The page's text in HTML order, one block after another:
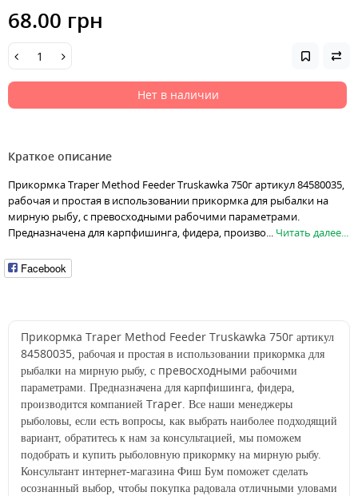
68.00 грн
Нет в наличии
Краткое описание
Прикормка Traper Method Feeder Truskawka 750г артикул 84580035,
рабочая и простая в использовании прикормка для рыбалки на
мирную рыбу, с превосходными рабочими параметрами.
Предназначена для карпфишинга, фидера, произво... Читать далее...
Facebook
Прикормка Traper Method Feeder Truskawka 750г артикул
84580035, рабочая и простая в использовании прикормка для
рыбалки на мирную рыбу, с превосходными рабочими
параметрами. Предназначена для карпфишинга, фидера,
производится компанией Traper. Все наши менеджеры
рыболовы, если есть вопросы, как выбрать наиболее подходящий
вариант, обратитесь к нам за консультацией, мы поможем
подобрать и купить рыболовную прикормку на мирную рыбу.
Консультант интернет-магазина Фиш Бум поможет сделать
осознанный выбор, чтобы покупка радовала отличными уловами